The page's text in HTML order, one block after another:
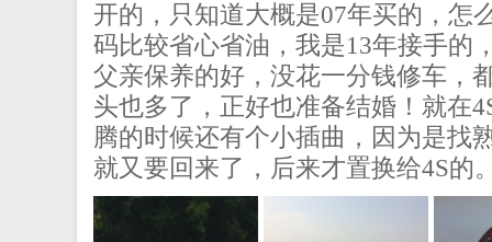
开的，只知道大概是07年买的，怎
码比较省心省油，我是13年接手的
父亲保养的好，没花一分钱修车，
头也多了，正好也准备结婚！就在
腾的时候还有个小插曲，因为是找
就又要回来了，后来才置换给4S的